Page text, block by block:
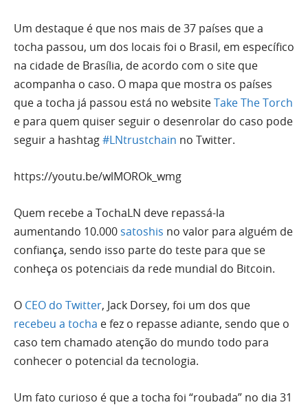
Um destaque é que nos mais de 37 países que a
tocha passou, um dos locais foi o Brasil, em específico
na cidade de Brasília, de acordo com o site que
acompanha o caso. O mapa que mostra os países
que a tocha já passou está no websiteTake The Torch
e para quem quiser seguir o desenrolar do caso pode
seguir a hashtag#LNtrustchain no Twitter.
https://youtu.be/wlMOROk_wmg
Quem recebe a TochaLN deve repassá-la
aumentando 10.000 satoshis no valor para alguém de
confiança, sendo isso parte do teste para que se
conheça os potenciais da rede mundial do Bitcoin.
O CEO do Twitter, Jack Dorsey, foi um dos que
recebeu a tocha e fez o repasse adiante, sendo que o
caso tem chamado atenção do mundo todo para
conhecer o potencial da tecnologia.
Um fato curioso é que a tocha foi “roubada” no dia 31